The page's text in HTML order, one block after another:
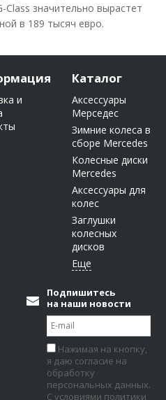
значительно вырастет
в 189 тысяч евро.
и
Каталог
Аксессуары
Мерседес
Зимние колеса в
сборе Mercedes
Колесные диски
Mercedes
Аксессуары для
колес
Заглушки
колесных
дисков
Подпишитесь
на наши новости
Нажимая на кнопку,
я даю согласие на
обработку
персональных данных.
С условиями политики